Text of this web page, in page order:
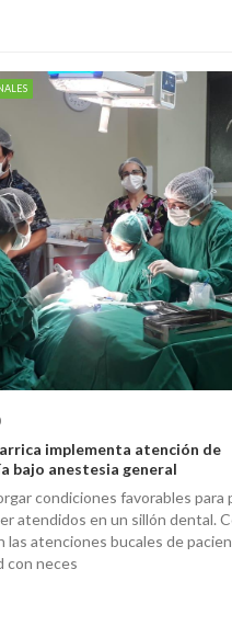
implementa atención de
bajo anestesia general
condiciones favorables para
atendidos en un sillón dental.
las atenciones bucales de
con neces